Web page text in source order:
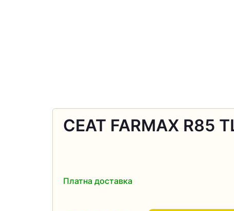
СЕАТ FARMAX R85
Платна доставка